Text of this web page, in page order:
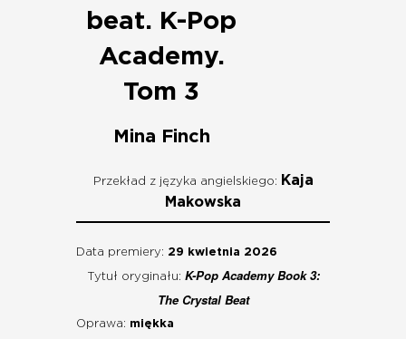
beat. K-Pop
Academy.
Tom 3
Mina Finch
Przekład z języka angielskiego:
Kaja
Makowska
Data premiery: 29 kwietnia 2026
Tytuł oryginału: K-Pop Academy Book 3:
The Crystal Beat
Oprawa: miękka